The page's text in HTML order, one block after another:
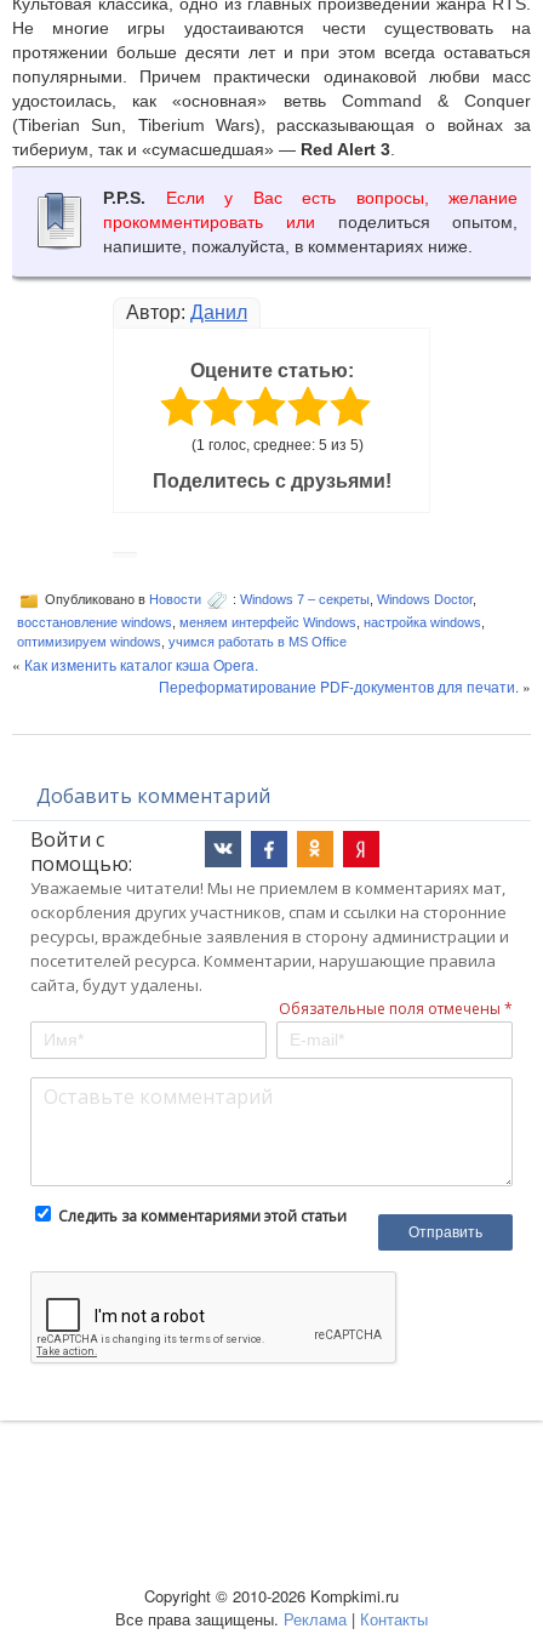
Не многие игры удостаиваются чести существовать на
протяжении больше десяти лет и при этом всегда оставаться
популярными. Причем практически одинаковой любви масс
удостоилась, как «основная» ветвь Command & Conquer
(Tiberian Sun, Tiberium Wars), рассказывающая о войнах за
тибериум, так и «сумасшедшая» — Red Alert 3
P.P.S.
Если у Вас есть вопросы, желание
прокомментировать или поделиться опытом,
напишите, пожалуйста, в комментариях ниже.
Автор: Данил
Оцените статью:
(1 голос, среднее: 5 из 5)
Поделитесь с друзьями!
Опубликовано в Новости : Windows 7 – секреты Windows Doctor,
восстановление windows меняем интерфейс Windows настройка windows
оптимизируем windows учимся работать в MS Office
« Как изменить каталог кэша Opera.
Переформатирование PDF-документов для печати. »
Добавить комментарий
Войти с
помощью:
Уважаемые читатели! Мы не приемлем в комментариях мат,
оскорбления других участников, спам и ссылки на сторонние
ресурсы, враждебные заявления в сторону администрации и
посетителей ресурса. Комментарии, нарушающие правила
сайта, будут удалены.
Обязательные поля отмечены *
Следить за комментариями этой статьи
Copyright © 2010-2026 Kompkimi.ru
Все права защищены. Реклама| Контакты